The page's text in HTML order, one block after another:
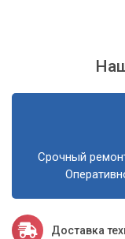
Срочный
Доставка